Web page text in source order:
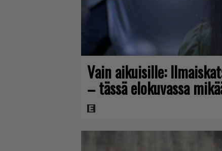
Vain aikuisille:
– tässä elokuvassa